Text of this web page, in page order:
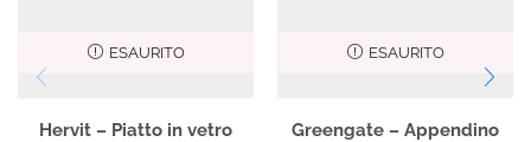
ESAURITO
Hervit – Piatto in vetro
ESAURITO
Greengate – Appendino